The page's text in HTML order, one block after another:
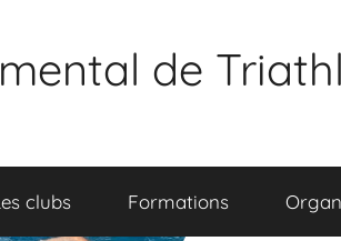
de
clubs Formations